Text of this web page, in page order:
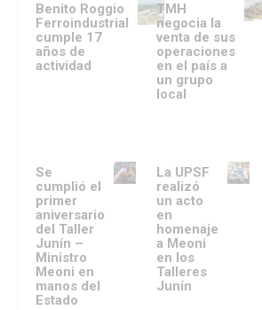
Benito Roggio
Ferroindustrial
cumple 17
años de
actividad
TMH
negocia la
venta de sus
operaciones
en el país a
un grupo
local
Se
cumplió el
primer
aniversario
del Taller
Junín –
Ministro
Meoni en
manos del
Estado
La UPSF
realizó
un acto
en
homenaje
a Meoni
en los
Talleres
Junín